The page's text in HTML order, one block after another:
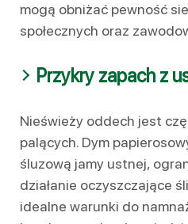
mogą obniżać pewność
społecznych oraz
Przykry zapach z
Nieświeży oddech jest
palących. Dym
śluzową jamy ustnej,
działanie oczyszczające
idealne warunki do